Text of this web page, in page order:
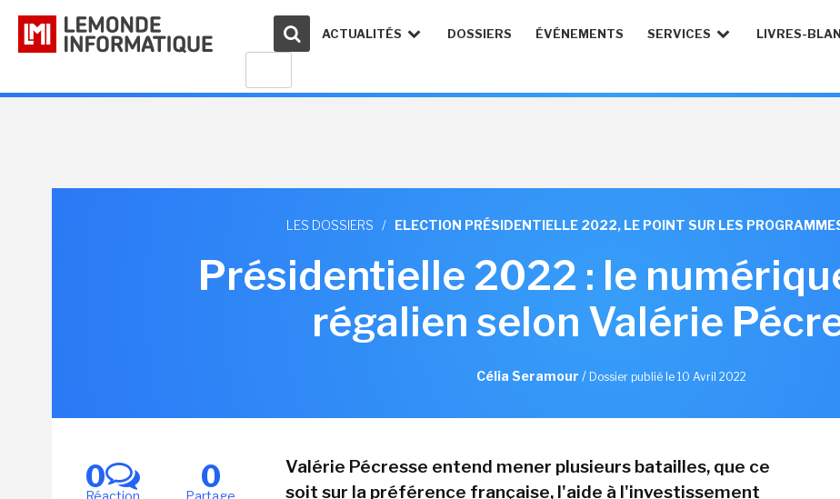
ACTUALITÉS DOSSIERS ÉVÉNEMENTS SERVICES LIVRES-
LES DOSSIERS / ELECTION PRÉSIDENTIELLE 2022, LE POINT SUR LES
Présidentielle 2022 : le
régalien selon Valérie
Célia Seramour / Dossier publié le 10 Avril 2022
0
Réaction
0
Partage
Valérie Pécresse entend mener plusieurs batailles, que ce
soit sur la préférence française, l'aide à l'investissement